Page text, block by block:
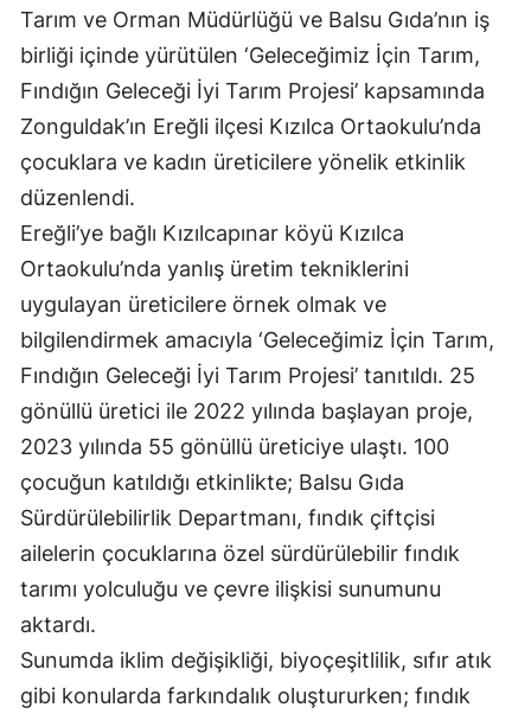
Tarım ve Orman Müdürlüğü ve Balsu Gıda’nın iş
birliği içinde yürütülen ‘Geleceğimiz İçin Tarım,
Fındığın Geleceği İyi Tarım Projesi’ kapsamında
Zonguldak’ın Ereğli ilçesi Kızılca Ortaokulu’nda
çocuklara ve kadın üreticilere yönelik etkinlik
düzenlendi.
Ereğli’ye bağlı Kızılcapınar köyü Kızılca
Ortaokulu’nda yanlış üretim tekniklerini
uygulayan üreticilere örnek olmak ve
bilgilendirmek amacıyla ‘Geleceğimiz İçin Tarım,
Fındığın Geleceği İyi Tarım Projesi’ tanıtıldı. 25
gönüllü üretici ile 2022 yılında başlayan proje,
2023 yılında 55 gönüllü üreticiye ulaştı. 100
çocuğun katıldığı etkinlikte; Balsu Gıda
Sürdürülebilirlik Departmanı, fındık çiftçisi
ailelerin çocuklarına özel sürdürülebilir fındık
tarımı yolculuğu ve çevre ilişkisi sunumunu
aktardı.
Sunumda iklim değişikliği, biyoçeşitlilik, sıfır atık
gibi konularda farkındalık oluştururken; fındık